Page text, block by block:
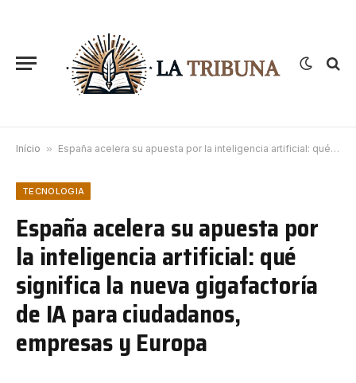
Início » España acelera su apuesta por la inteligencia artificial: qué significa la nueva gigafactoría de IA para ciudadanos, empresas y Europa
TECNOLOGIA
España acelera su apuesta por
la inteligencia artificial: qué
significa la nueva gigafactoría
de IA para ciudadanos,
empresas y Europa